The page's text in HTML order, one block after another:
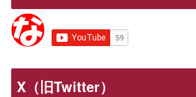
X（旧Twitter）